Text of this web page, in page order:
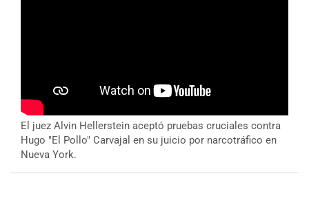
El juez Alvin Hellerstein aceptó pruebas cruciales contra
Hugo "El Pollo" Carvajal en su juicio por narcotráfico en
Nueva York.